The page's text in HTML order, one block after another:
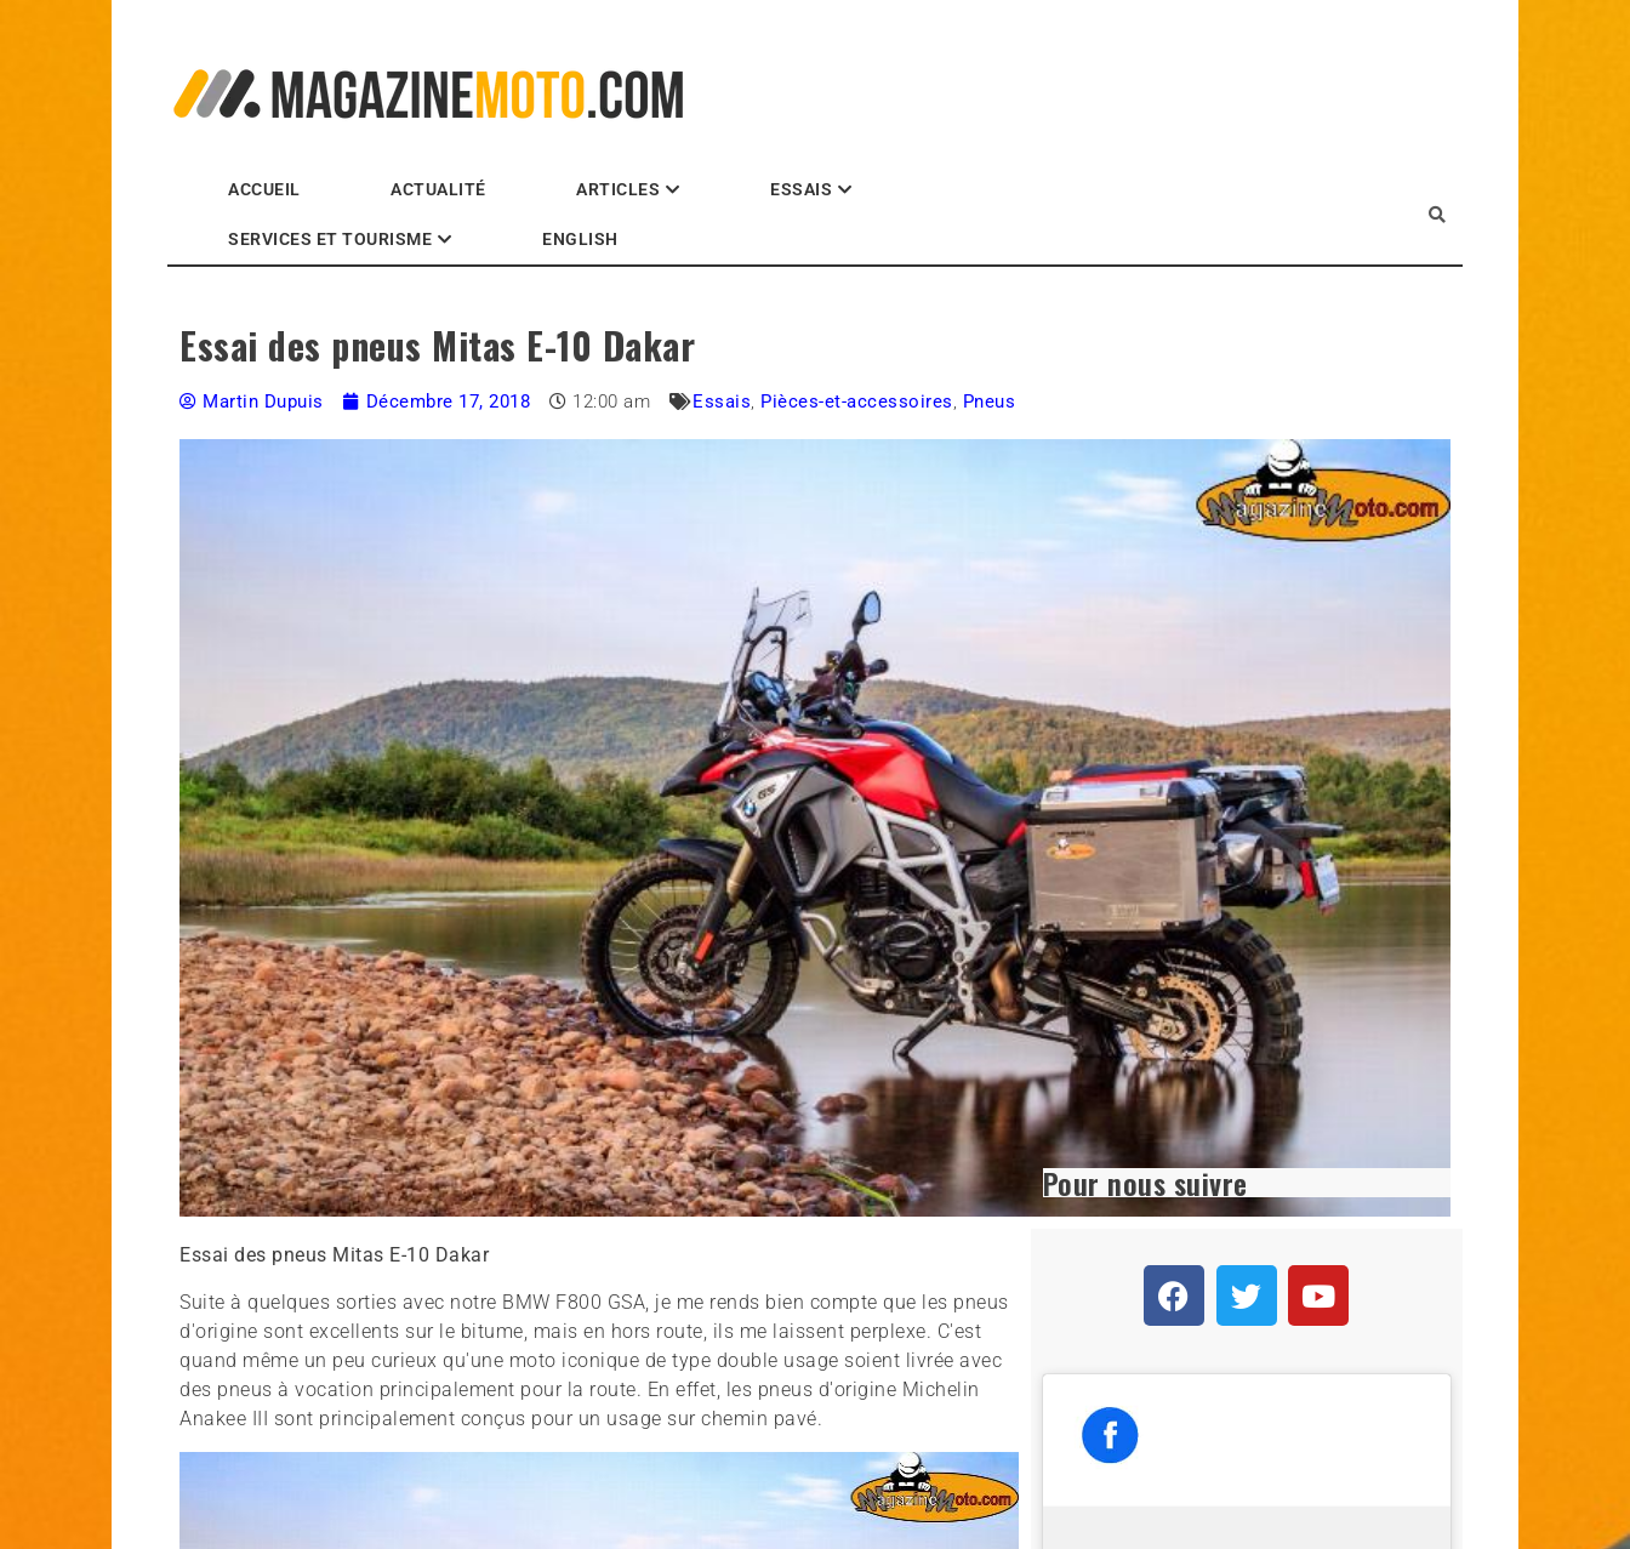
ACCUEIL ACTUALITÉ ARTICLES ESSAIS
SERVICES ET TOURISME ENGLISH
Essai des pneus Mitas E-10 Dakar
Martin Dupuis Décembre 17, 2018 12:00 am Essais, Pièces-et-accessoires, Pneus
Essai des pneus Mitas E-10 Dakar
Suite à quelques sorties avec notre BMW F800 GSA, je me rends bien compte que les pneus
d'origine sont excellents sur le bitume, mais en hors route, ils me laissent perplexe. C'est
quand même un peu curieux qu'une moto iconique de type double usage soient livrée avec
des pneus à vocation principalement pour la route. En effet, les pneus d'origine Michelin
Anakee III sont principalement conçus pour un usage sur chemin pavé.
Pour nous suivre